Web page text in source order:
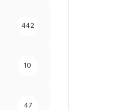
442
10
47